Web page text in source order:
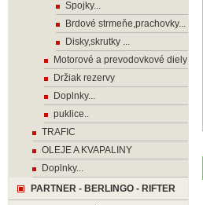
Spojky...
Brdové strmeňe,prachovky...
Disky,skrutky ...
Motorové a prevodovkové diely
Držiak rezervy
Doplnky...
puklice..
TRAFIC
OLEJE A KVAPALINY
Doplnky...
PARTNER - BERLINGO - RIFTER